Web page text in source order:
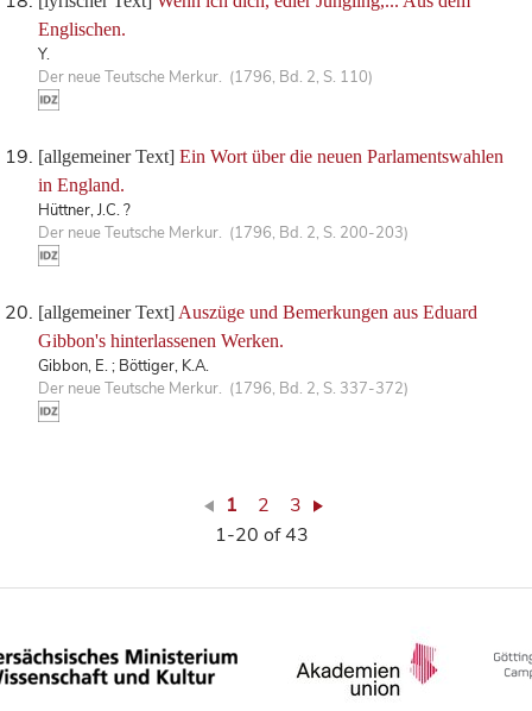
Englischen.
Y.
Der neue Teutsche Merkur. (1796, Bd. 2, S. 110)
[allgemeiner Text] Ein Wort über die neuen Parlamentswahlen
in England.
Hüttner, J.C. ?
Der neue Teutsche Merkur. (1796, Bd. 2, S. 200-203)
[allgemeiner Text] Auszüge und Bemerkungen aus Eduard
Gibbon's hinterlassenen Werken.
Gibbon, E. ; Böttiger, K.A.
Der neue Teutsche Merkur. (1796, Bd. 2, S. 337-372)
1 2
3
1-20 of 43